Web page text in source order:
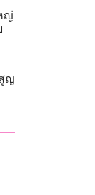
ญ่
ญ